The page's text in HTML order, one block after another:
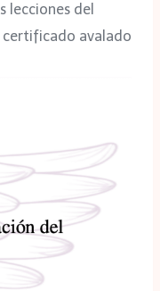
lecciones del
avalado